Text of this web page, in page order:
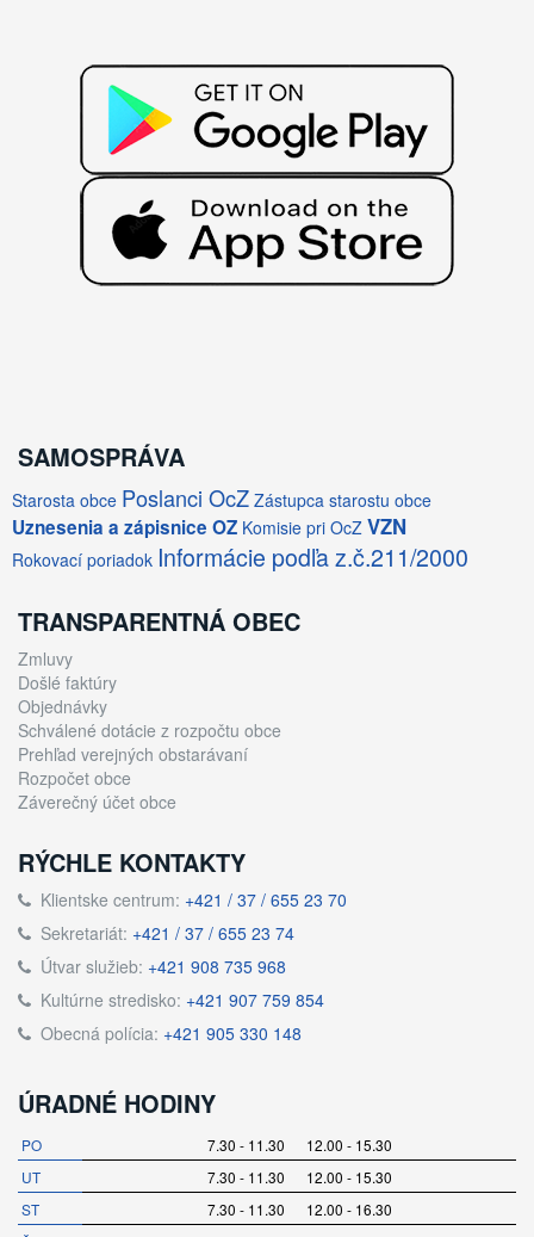
SAMOSPRÁVA
Starosta obce Poslanci OcZ Zástupca starostu obce
Uznesenia a zápisnice OZ Komisie pri OcZ VZN
Rokovací poriadok Informácie podľa z.č.211/2000
TRANSPARENTNÁ OBEC
Zmluvy
Došlé faktúry
Objednávky
Schválené dotácie z rozpočtu obce
Prehľad verejných obstarávaní
Rozpočet obce
Záverečný účet obce
RÝCHLE KONTAKTY
Klientske centrum: +421 / 37 / 655 23 70
Sekretariát: +421 / 37 / 655 23 74
Útvar služieb: +421 908 735 968
Kultúrne stredisko: +421 907 759 854
Obecná polícia: +421 905 330 148
ÚRADNÉ HODINY
PO
7.30 - 11.30 12.00 - 15.30
UT
7.30 - 11.30 12.00 - 15.30
ST
7.30 - 11.30 12.00 - 16.30